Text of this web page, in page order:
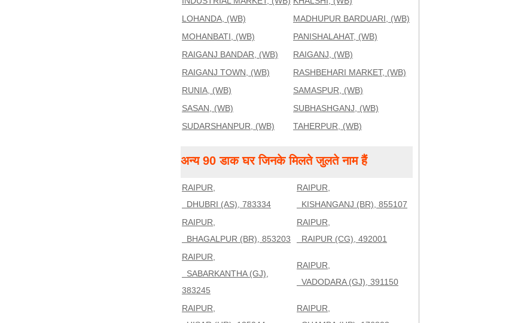
LOHANDA, (WB)
MADHUPUR BARDUARI, (WB)
MOHANBATI, (WB)
PANISHALAHAT, (WB)
RAIGANJ BANDAR, (WB)
RAIGANJ, (WB)
RAIGANJ TOWN, (WB)
RASHBEHARI MARKET, (WB)
RUNIA, (WB)
SAMASPUR, (WB)
SASAN, (WB)
SUBHASHGANJ, (WB)
SUDARSHANPUR, (WB)
TAHERPUR, (WB)
अन्य 90 डाक घर जिनके मिलते जुलते नाम हैं
RAIPUR,
DHUBRI (AS), 783334
RAIPUR,
KISHANGANJ (BR), 855107
RAIPUR,
BHAGALPUR (BR), 853203
RAIPUR,
RAIPUR (CG), 492001
RAIPUR,
SABARKANTHA (GJ),
383245
RAIPUR,
VADODARA (GJ), 391150
RAIPUR,
RAIPUR,